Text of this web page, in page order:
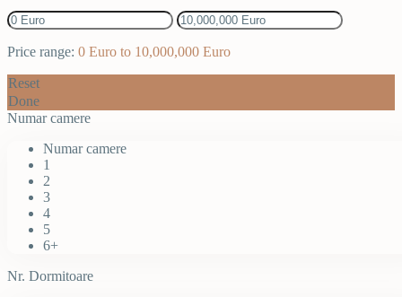
Price range: 0 Euro to 10,000,000 Euro
Reset
Done
Numar camere
Numar camere
1
2
3
4
5
6+
Nr. Dormitoare